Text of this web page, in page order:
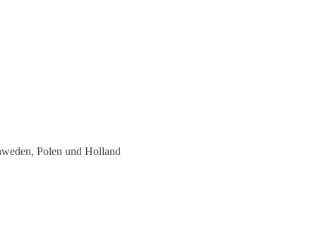
Polen und Holland